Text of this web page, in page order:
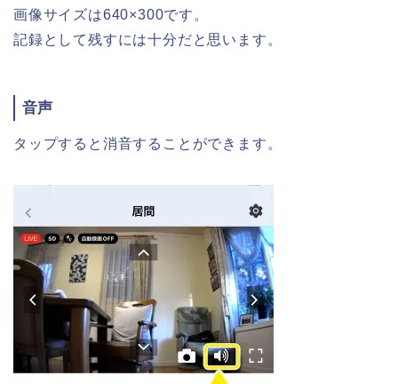
画像サイズは640×300です。
記録として残すには十分だと思います。
音声
タップすると消音することができます。